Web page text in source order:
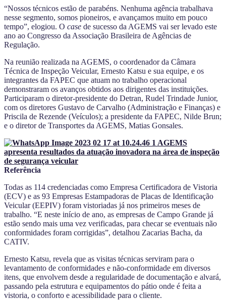
“Nossos técnicos estão de parabéns. Nenhuma agência trabalhava
nesse segmento, somos pioneiros, e avançamos muito em pouco
tempo”, elogiou. O case de sucesso da AGEMS vai ser levado este
ano ao Congresso da Associação Brasileira de Agências de
Regulação.
Na reunião realizada na AGEMS, o coordenador da Câmara
Técnica de Inspeção Veicular, Ernesto Katsu e sua equipe, e os
integrantes da FAPEC que atuam no trabalho operacional
demonstraram os avanços obtidos aos dirigentes das instituições.
Participaram o diretor-presidente do Detran, Rudel Trindade Junior,
com os diretores Gustavo de Carvalho (Administração e Finanças) e
Priscila de Rezende (Veículos); a presidente da FAPEC, Nilde Brun;
e o diretor de Transportes da AGEMS, Matias Gonsales.
Referência
Todas as 114 credenciadas como Empresa Certificadora de Vistoria
(ECV) e as 93 Empresas Estampadoras de Placas de Identificação
Veicular (EEPIV) foram vistoriadas já nos primeiros meses de
trabalho. “E neste início de ano, as empresas de Campo Grande já
estão sendo mais uma vez verificadas, para checar se eventuais não
conformidades foram corrigidas”, detalhou Zacarias Bacha, da
CATIV.
Ernesto Katsu, revela que as visitas técnicas serviram para o
levantamento de conformidades e não-conformidade em diversos
itens, que envolvem desde a regularidade de documentação e alvará,
passando pela estrutura e equipamentos do pátio onde é feita a
vistoria, o conforto e acessibilidade para o cliente.